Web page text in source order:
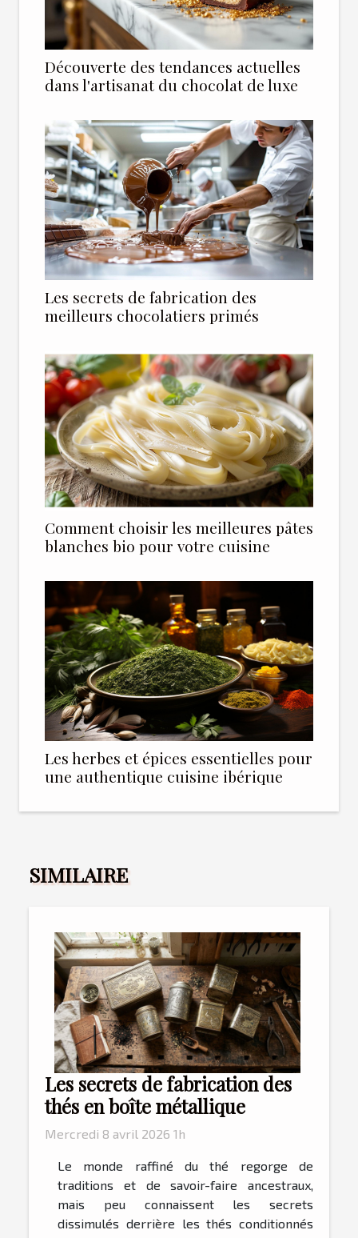
Découverte des tendances actuelles
dans l'artisanat du chocolat de luxe
Les secrets de fabrication des
meilleurs chocolatiers primés
Comment choisir les meilleures pâtes
blanches bio pour votre cuisine
Les herbes et épices essentielles pour
une authentique cuisine ibérique
SIMILAIRE
Les secrets de fabrication des
thés en boîte métallique
Mercredi 8 avril 2026 1h
Le monde raffiné du thé regorge de
traditions et de savoir-faire ancestraux,
mais peu connaissent les secrets
dissimulés derrière les thés conditionnés